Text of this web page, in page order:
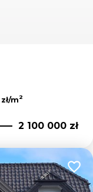
m2
2 100 000 zł